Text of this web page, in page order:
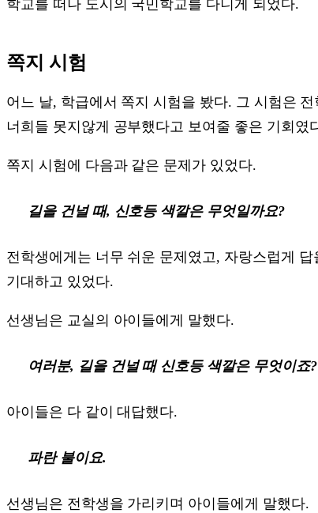
학교를 떠나 도시의 국민학교를 다니게 되었다.
쪽지 시험
어느 날, 학급에서 쪽지 시험을 봤다. 그 시험은
너희들 못지않게 공부했다고 보여줄 좋은 기회였
쪽지 시험에 다음과 같은 문제가 있었다.
길을 건널 때, 신호등 색깔은 무엇일까요?
전학생에게는 너무 쉬운 문제였고, 자랑스럽게
기대하고 있었다.
선생님은 교실의 아이들에게 말했다.
여러분, 길을 건널 때 신호등 색깔은 무엇이죠?
아이들은 다 같이 대답했다.
파란 불이요.
선생님은 전학생을 가리키며 아이들에게 말했다.